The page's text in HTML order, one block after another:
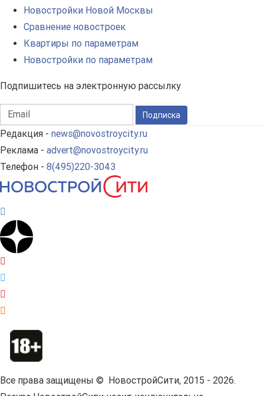
Новостройки Новой Москвы
Сравнение новостроек
Квартиры по параметрам
Новостройки по параметрам
Подпишитесь на электронную рассылку
Подписка
Редакция - news@novostroycity.ru
Реклама - advert@novostroycity.ru
Телефон - 8(495)220-3043
Все права защищены © НовостройСити, 2015 - 2026.